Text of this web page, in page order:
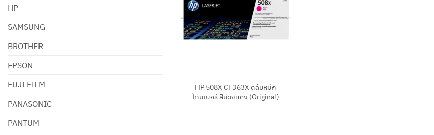
HP
SAMSUNG
BROTHER
EPSON
FUJI FILM
PANASONIC
PANTUM
HP 508X CF363X ตลับหมึก
โทนเนอร์ สีม่วงแดง (Original)